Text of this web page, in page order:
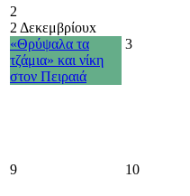
2
2 Δεκεμβρίουx
«Θρύψαλα τα
τζάμια» και νίκη
στον Πειραιά
3
9 10